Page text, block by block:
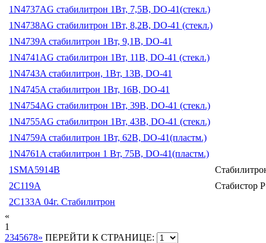
1N4737AG стабилитрон 1Вт, 7,5В, DO-41(стекл.)
1N4738AG стабилитрон 1Вт, 8,2В, DO-41 (стекл.)
1N4739A стабилитрон 1Вт, 9,1В, DO-41
1N4741AG стабилитрон 1Вт, 11В, DO-41 (стекл.)
1N4743A стабилитрон, 1Вт, 13В, DO-41
1N4745A стабилитрон 1Вт, 16В, DO-41
1N4754AG стабилитрон 1Вт, 39В, DO-41 (стекл.)
1N4755AG стабилитрон 1Вт, 43В, DO-41 (стекл.)
1N4759A стабилитрон 1Вт, 62В, DO-41(пластм.)
1N4761A стабилитрон 1 Вт, 75В, DO-41(пластм.)
1SMA5914B
2С119А
Стабистор
2С133А 04г. Стабилитрон
«
1
2345678» ПЕРЕЙТИ К СТРАНИЦЕ: